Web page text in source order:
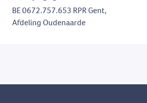
BE 0672.757.653 RPR Gent,
Afdeling Oudenaarde